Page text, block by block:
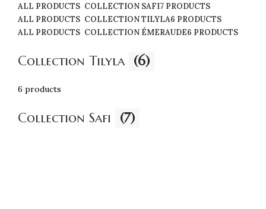
ALL PRODUCTS COLLECTION SAFI7 PRODUCTS
ALL PRODUCTS COLLECTION TILYLA6 PRODUCTS
ALL PRODUCTS COLLECTION ÉMERAUDE6 PRODUCTS
Collection Tilyla (6)
6 products
Collection Safi (7)